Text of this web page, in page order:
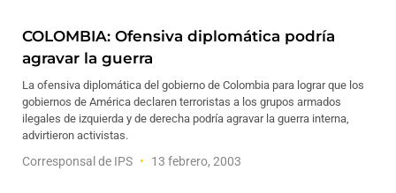
COLOMBIA: Ofensiva diplomática podría
agravar la guerra
La ofensiva diplomática del gobierno de Colombia para lograr que los
gobiernos de América declaren terroristas a los grupos armados
ilegales de izquierda y de derecha podría agravar la guerra interna,
advirtieron activistas.
Corresponsal de IPS 13 febrero, 2003